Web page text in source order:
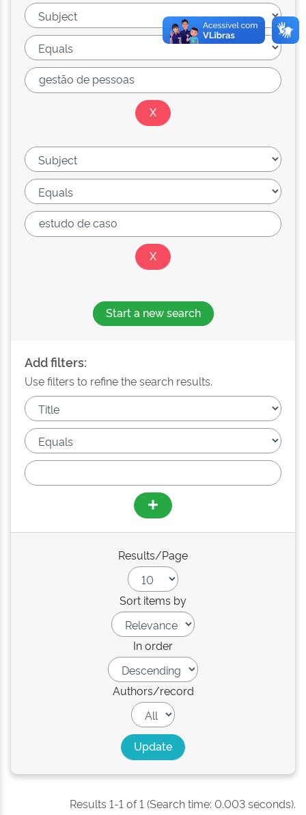
Start a new search
Add filters:
Use filters to refine the search results.
Results/Page
Sort items by
In order
Authors/record
Results 1-1 of 1 (Search time: 0.003 seconds).